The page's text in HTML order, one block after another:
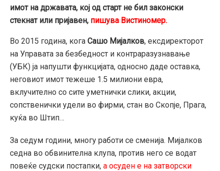
имот на државата, кој од старт не бил законски
стекнат или пријавен, пишува Вистиномер.
Во 2015 година, кога Сашо Мијалков, ексдиректорот
на Управата за безбедност и контраразузнавање
(УБК) ја напушти функцијата, односно даде оставка,
неговиот имот тежеше 1.5 милиони евра,
вклучително со сите уметнички слики, акции,
сопственички удели во фирми, стан во Скопје, Прага,
куќа во Штип…
За седум години, многу работи се сменија. Мијалков
седна во обвинителна клупа, против него се водат
повеќе судски постапки, а осуден е на затворски